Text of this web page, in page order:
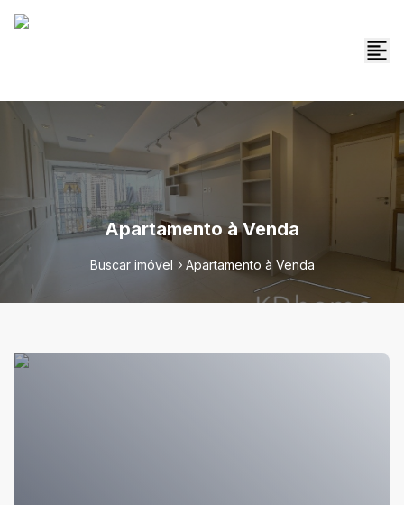
Apartamento à Venda
Buscar imóvel Apartamento à Venda